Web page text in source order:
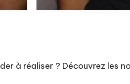
à réaliser ? Découvrez les